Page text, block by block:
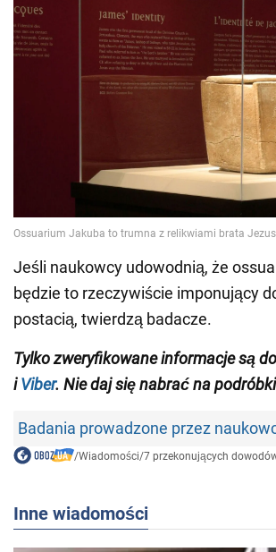
Jeśli naukowcy udowodnią, że
będzie to rzeczywiście imponujący
postacią, twierdzą badacze.
Tylko zweryfikowane informacje są
iViber. Nie daj się nabrać na
Badania prowadzone przez
/Wiadomości/7 przekonujących
Inne wiadomości